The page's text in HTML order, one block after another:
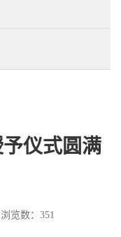
仪式圆满
览数： 351